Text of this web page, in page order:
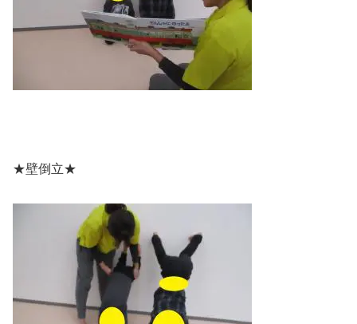
★壁倒立★